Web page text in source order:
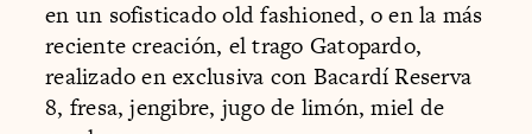
en un sofisticado old fashioned, o en la más
reciente creación, el trago Gatopardo,
realizado en exclusiva con Bacardí Reserva
8, fresa, jengibre, jugo de limón, miel de